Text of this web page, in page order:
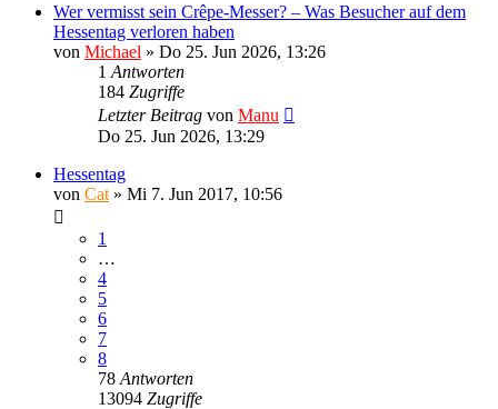
Wer vermisst sein Crêpe-Messer? – Was Besucher auf dem
Hessentag verloren haben
von Michael » Do 25. Jun 2026, 13:26
1 Antworten
184 Zugriffe
Letzter Beitrag von Manu
Do 25. Jun 2026, 13:29
Hessentag
von Cat » Mi 7. Jun 2017, 10:56
1
…
4
5
6
7
8
78 Antworten
13094 Zugriffe